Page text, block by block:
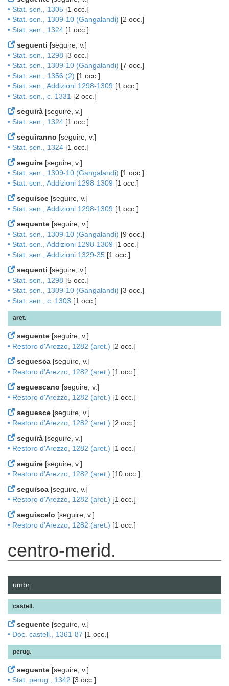
• Stat. sen., 1305 [1 occ.]
• Stat. sen., 1309-10 (Gangalandi) [2 occ.]
• Stat. sen., 1324 [1 occ.]
seguenti [seguire, v.]
• Stat. sen., 1298 [3 occ.]
• Stat. sen., 1309-10 (Gangalandi) [7 occ.]
• Stat. sen., 1356 (2) [1 occ.]
• Stat. sen., Addizioni 1298-1309 [1 occ.]
• Stat. sen., c. 1331 [2 occ.]
seguirà [seguire, v.]
• Stat. sen., 1324 [1 occ.]
seguiranno [seguire, v.]
• Stat. sen., 1324 [1 occ.]
seguire [seguire, v.]
• Stat. sen., 1309-10 (Gangalandi) [1 occ.]
• Stat. sen., Addizioni 1298-1309 [1 occ.]
seguisce [seguire, v.]
• Stat. sen., Addizioni 1298-1309 [1 occ.]
sequente [seguire, v.]
• Stat. sen., 1309-10 (Gangalandi) [9 occ.]
• Stat. sen., Addizioni 1298-1309 [1 occ.]
• Stat. sen., Addizioni 1329-35 [1 occ.]
sequenti [seguire, v.]
• Stat. sen., 1298 [5 occ.]
• Stat. sen., 1309-10 (Gangalandi) [3 occ.]
• Stat. sen., c. 1303 [1 occ.]
aret.
seguente [seguire, v.]
• Restoro d'Arezzo, 1282 (aret.) [2 occ.]
seguesca [seguire, v.]
• Restoro d'Arezzo, 1282 (aret.) [1 occ.]
seguescano [seguire, v.]
• Restoro d'Arezzo, 1282 (aret.) [1 occ.]
seguesce [seguire, v.]
• Restoro d'Arezzo, 1282 (aret.) [2 occ.]
seguirà [seguire, v.]
• Restoro d'Arezzo, 1282 (aret.) [1 occ.]
seguire [seguire, v.]
• Restoro d'Arezzo, 1282 (aret.) [10 occ.]
seguisca [seguire, v.]
• Restoro d'Arezzo, 1282 (aret.) [1 occ.]
seguiscelo [seguire, v.]
• Restoro d'Arezzo, 1282 (aret.) [1 occ.]
centro-merid.
umbr.
castell.
seguente [seguire, v.]
• Doc. castell., 1361-87 [1 occ.]
perug.
seguente [seguire, v.]
• Stat. perug., 1342 [3 occ.]